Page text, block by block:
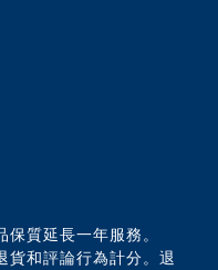
質延長一年服務。
貨和評論行為計分。退